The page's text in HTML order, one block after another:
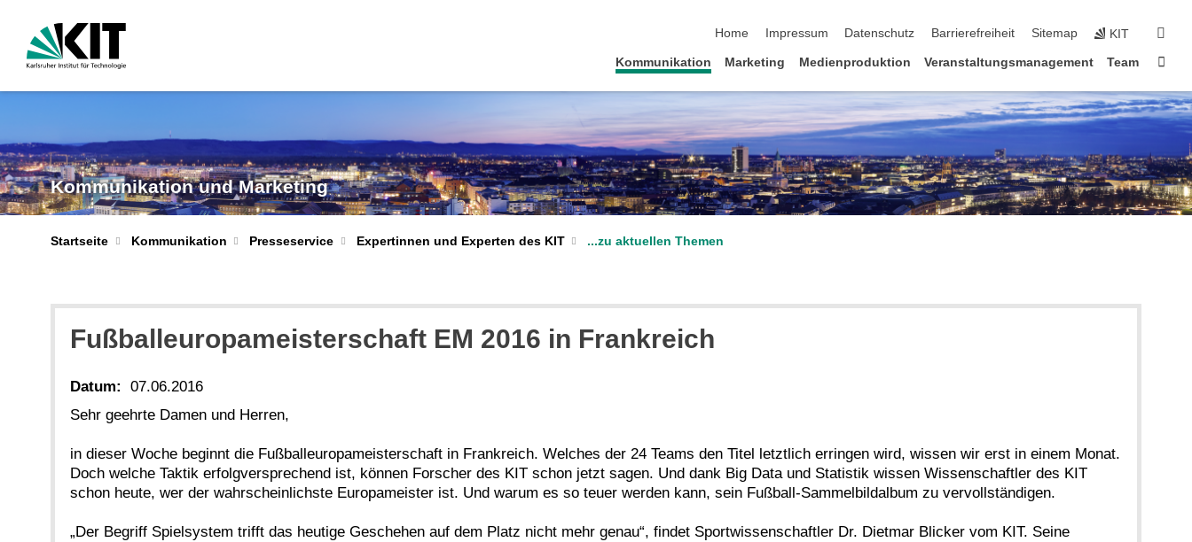
Home
Impressum Datenschutz Barrierefreiheit Sitemap KIT
Kommunikation Marketing Medienproduktion Veranstaltungsmanagement Team
Kommunikation und Marketing
Startseite Kommunikation Presseservice Expertinnen und Experten des KIT ...zu aktuellen Themen
Fußballeuropameisterschaft EM 2016 in Frankreich
Datum:
07.06.2016
Sehr geehrte Damen und Herren,
in dieser Woche beginnt die Fußballeuropameisterschaft in Frankreich. Welches der 24 Teams den Titel letztlich erringen wird, wissen wir erst in einem Monat.
Doch welche Taktik erfolgversprechend ist, können Forscher des KIT schon jetzt sagen. Und dank Big Data und Statistik wissen Wissenschaftler des KIT
schon heute, wer der wahrscheinlichste Europameister ist. Und warum es so teuer werden kann, sein Fußball-Sammelbildalbum zu vervollständigen.
„Der Begriff Spielsystem trifft das heutige Geschehen auf dem Platz nicht mehr genau“, findet Sportwissenschaftler Dr. Dietmar Blicker vom KIT. Seine